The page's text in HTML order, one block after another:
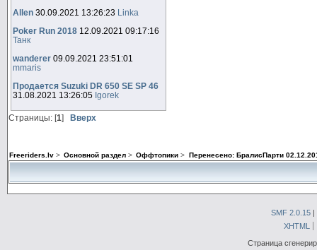
Allen 30.09.2021 13:26:23
Linka
Poker Run 2018 12.09.2021 09:17:16
Танк
wanderer 09.09.2021 23:51:01
mmaris
Продается Suzuki DR 650 SE SP 46
31.08.2021 13:26:05 Igorek
Страницы: [1] Вверх
Freeriders.lv > Основной раздел > Оффтопики > Перенесено: БралисПарти
SMF 2.0.15|
XHTML
Страница